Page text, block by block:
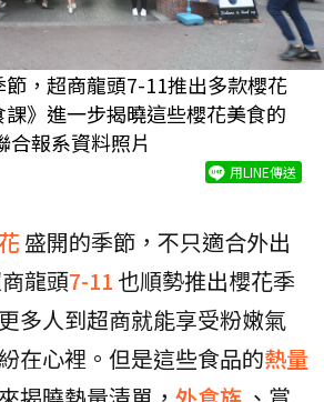
，超商龍頭7-11推出多款櫻花
》進一步揭曉這些櫻花美食的
合報系資料照片
用LINE傳送
盛開的季節，不只適合外出
龍頭7-11 也順勢推出櫻花季
多人到超商就能享受粉嫩氣
在心裡。但是這些食品的熱量